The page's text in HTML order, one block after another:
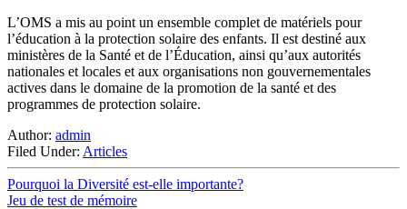
L’OMS a mis au point un ensemble complet de matériels pour
l’éducation à la protection solaire des enfants. Il est destiné aux
ministères de la Santé et de l’Éducation, ainsi qu’aux autorités
nationales et locales et aux organisations non gouvernementales
actives dans le domaine de la promotion de la santé et des
programmes de protection solaire.
Author: admin
Filed Under: Articles
Pourquoi la Diversité est-elle importante?
Jeu de test de mémoire